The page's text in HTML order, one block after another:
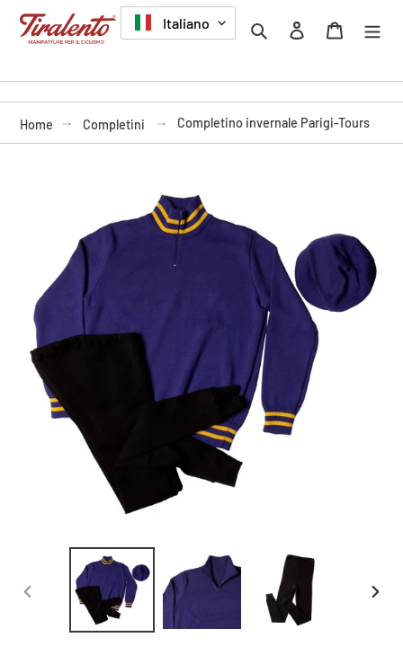
direttamente
LINGUAItaliano Cerca Accedi Carrello
Home Completini Completino invernale Parigi-Tours
PRECEDENTE